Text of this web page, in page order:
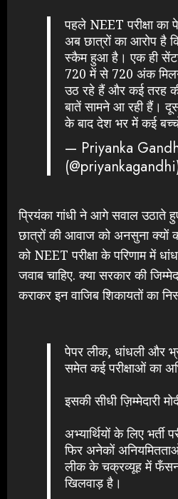
पहले NEET परीक्षा
अब छात्रों का आरोप है
स्कैम हुआ है। एक ही
720 में से 720 अंक
उठ रहे हैं और कई तरह
बातें सामने आ रही हैं।
के बाद देश भर में कई
— Priyanka
प्रियंका गांधी ने आगे सवाल उठाते
छात्रों की आवाज को अनसुना क्यों
को NEET परीक्षा के परिणाम में
जवाब चाहिए. क्या सरकार की
कराकर इन वाजिब शिकायतों का
पेपर लीक, धांधली और
समेत कई परीक्षाओं का
इसकी सीधी ज़िम्मेदारी
अभ्यार्थियों के लिए भर्ती
फिर अनेकों
लीक के चक्रव्यूह में
खिलवाड़ है।